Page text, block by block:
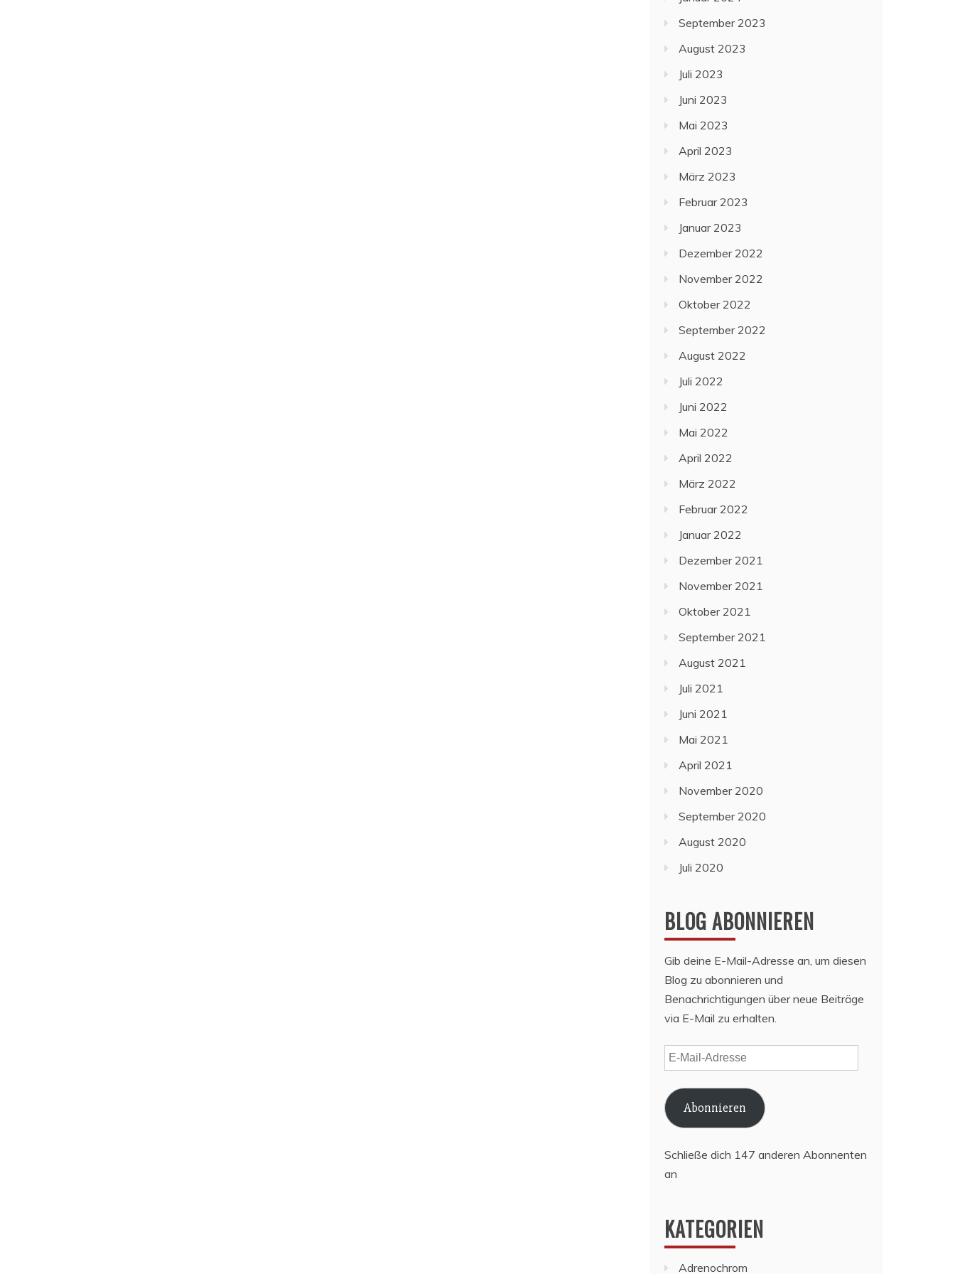
September 2023
August 2023
Juli 2023
Juni 2023
Mai 2023
April 2023
März 2023
Februar 2023
Januar 2023
Dezember 2022
November 2022
Oktober 2022
September 2022
August 2022
Juli 2022
Juni 2022
Mai 2022
April 2022
März 2022
Februar 2022
Januar 2022
Dezember 2021
November 2021
Oktober 2021
September 2021
August 2021
Juli 2021
Juni 2021
Mai 2021
April 2021
November 2020
September 2020
August 2020
Juli 2020
BLOG ABONNIEREN
Gib deine E-Mail-Adresse an, um diesen
Blog zu abonnieren und
Benachrichtigungen über neue Beiträge
via E-Mail zu erhalten.
E-
Mail-
Adresse
Abonnieren
Schließe dich 147 anderen Abonnenten
an
KATEGORIEN
Adrenochrom